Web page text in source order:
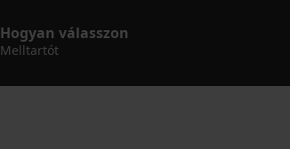
Hogyan válasszon
Melltartót